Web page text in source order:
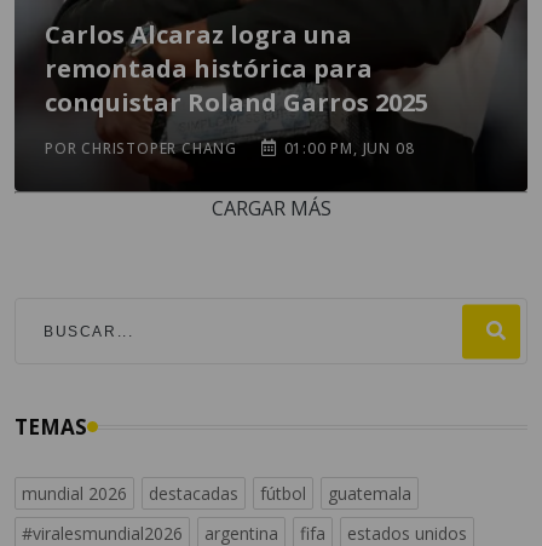
Carlos Alcaraz logra una
remontada histórica para
conquistar Roland Garros 2025
POR CHRISTOPER CHANG 01:00 PM, JUN 08
CARGAR MÁS
TEMAS
mundial 2026 destacadas fútbol
guatemala
#viralesmundial2026
argentina fifa
estados unidos